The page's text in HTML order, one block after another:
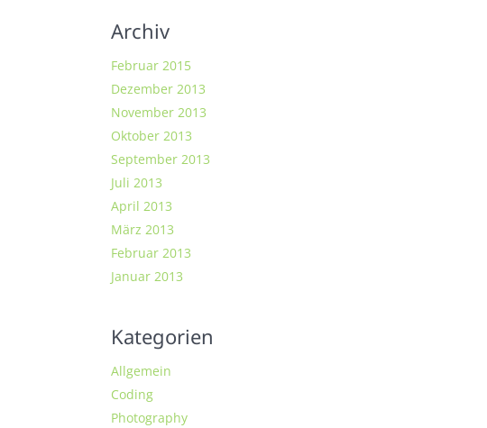
Archiv
Februar 2015
Dezember 2013
November 2013
Oktober 2013
September 2013
Juli 2013
April 2013
März 2013
Februar 2013
Januar 2013
Kategorien
Allgemein
Coding
Photography